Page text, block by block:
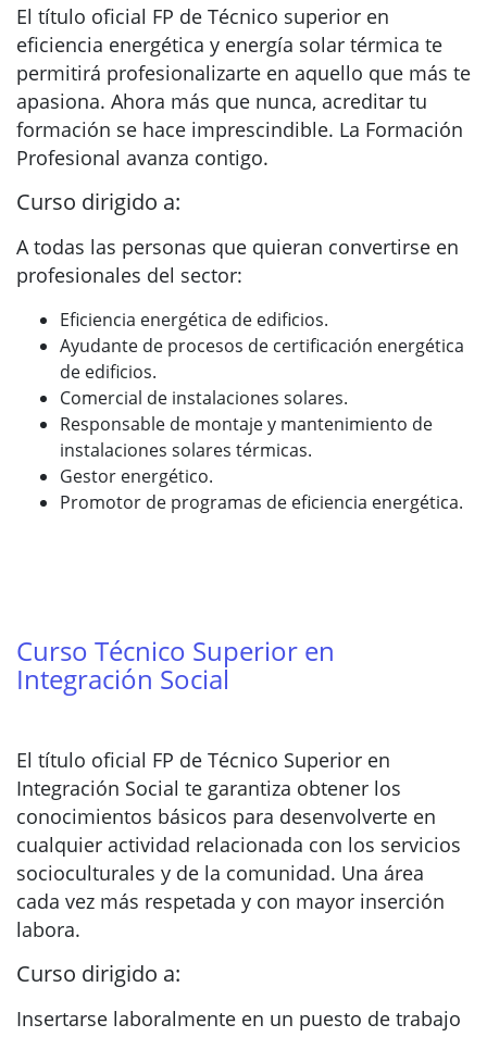
El título oficial FP de Técnico superior en
eficiencia energética y energía solar térmica te
permitirá profesionalizarte en aquello que más te
apasiona. Ahora más que nunca, acreditar tu
formación se hace imprescindible. La Formación
Profesional avanza contigo.
Curso dirigido a:
A todas las personas que quieran convertirse en
profesionales del sector:
Eficiencia energética de edificios.
Ayudante de procesos de certificación energética
de edificios.
Comercial de instalaciones solares.
Responsable de montaje y mantenimiento de
instalaciones solares térmicas.
Gestor energético.
Promotor de programas de eficiencia energética.
Curso Técnico Superior en
Integración Social
El título oficial FP de Técnico Superior en
Integración Social te garantiza obtener los
conocimientos básicos para desenvolverte en
cualquier actividad relacionada con los servicios
socioculturales y de la comunidad. Una área
cada vez más respetada y con mayor inserción
labora.
Curso dirigido a:
Insertarse laboralmente en un puesto de trabajo